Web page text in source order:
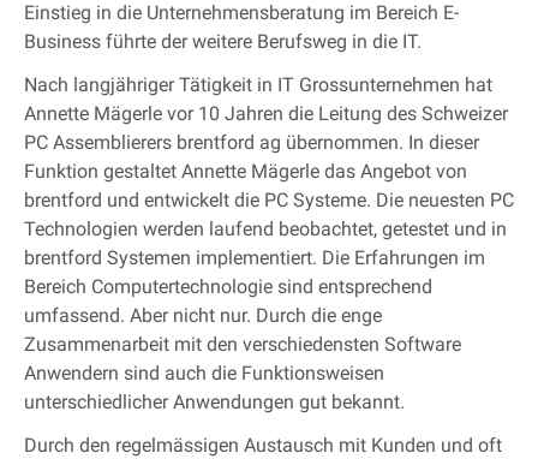
Einstieg in die Unternehmensberatung im Bereich E-
Business führte der weitere Berufsweg in die IT.
Nach langjähriger Tätigkeit in IT Grossunternehmen hat
Annette Mägerle vor 10 Jahren die Leitung des Schweizer
PC Assemblierers brentford ag übernommen. In dieser
Funktion gestaltet Annette Mägerle das Angebot von
brentford und entwickelt die PC Systeme. Die neuesten PC
Technologien werden laufend beobachtet, getestet und in
brentford Systemen implementiert. Die Erfahrungen im
Bereich Computertechnologie sind entsprechend
umfassend. Aber nicht nur. Durch die enge
Zusammenarbeit mit den verschiedensten Software
Anwendern sind auch die Funktionsweisen
unterschiedlicher Anwendungen gut bekannt.
Durch den regelmässigen Austausch mit Kunden und oft